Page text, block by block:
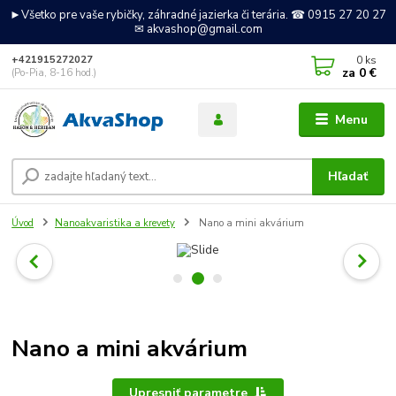
►Všetko pre vaše rybičky, záhradné jazierka či terária. ☎ 0915 27 20 27
✉ akvashop@gmail.com
Menu
Hľadať
+421915272027
(Po-Pia, 8-16 hod.)
0 ks
za 0 €
Úvod Nanoakvaristika a krevety Nano a mini akvárium
Nano a mini akvárium